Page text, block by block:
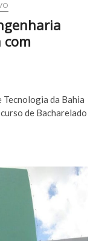
com
Tecnologia da Bahia
de Bacharelado